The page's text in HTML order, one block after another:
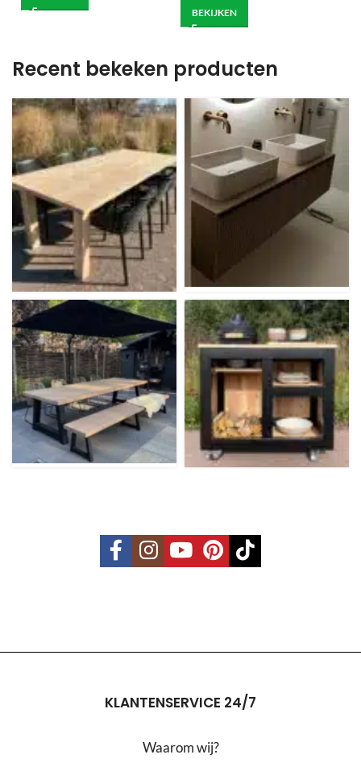
BEKIJKEN
Recent bekeken producten
KLANTENSERVICE 24/7
Waarom wij?